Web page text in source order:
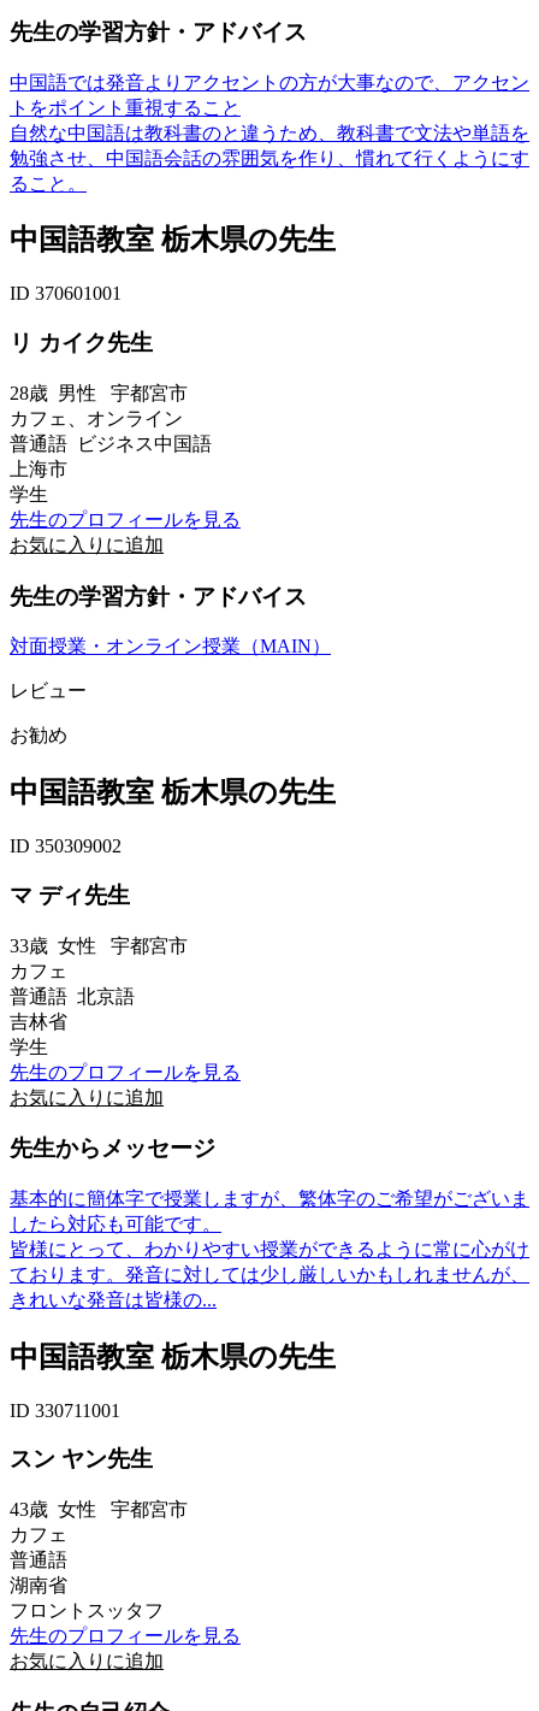
先生の学習方針・アドバイス
中国語では発音よりアクセントの方が大事なので、アクセン
トをポイント重視すること
自然な中国語は教科書のと違うため、教科書で文法や単語を
勉強させ、中国語会話の雰囲気を作り、慣れて行くようにす
ること。
中国語教室 栃木県の先生
ID 370601001
リ カイク先生
28歳 男性 宇都宮市
カフェ、オンライン
普通語 ビジネス中国語
上海市
学生
先生のプロフィールを見る
お気に入りに追加
先生の学習方針・アドバイス
対面授業・オンライン授業（MAIN）
レビュー
お勧め
中国語教室 栃木県の先生
ID 350309002
マ ディ先生
33歳 女性 宇都宮市
カフェ
普通語 北京語
吉林省
学生
先生のプロフィールを見る
お気に入りに追加
先生からメッセージ
基本的に簡体字で授業しますが、繁体字のご希望がございま
したら対応も可能です。
皆様にとって、わかりやすい授業ができるように常に心がけ
ております。発音に対しては少し厳しいかもしれませんが、
きれいな発音は皆様の...
中国語教室 栃木県の先生
ID 330711001
スン ヤン先生
43歳 女性 宇都宮市
カフェ
普通語
湖南省
フロントスッタフ
先生のプロフィールを見る
お気に入りに追加